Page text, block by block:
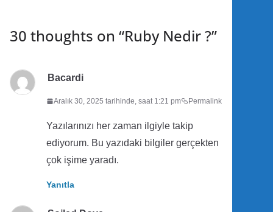
30 thoughts on “Ruby Nedir ?”
Bacardi
Aralık 30, 2025 tarihinde, saat 1:21 pm Permalink
Yazılarınızı her zaman ilgiyle takip
ediyorum. Bu yazıdaki bilgiler gerçekten
çok işime yaradı.
Yanıtla